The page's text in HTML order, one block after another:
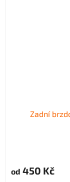
Zadní
od 450 Kč